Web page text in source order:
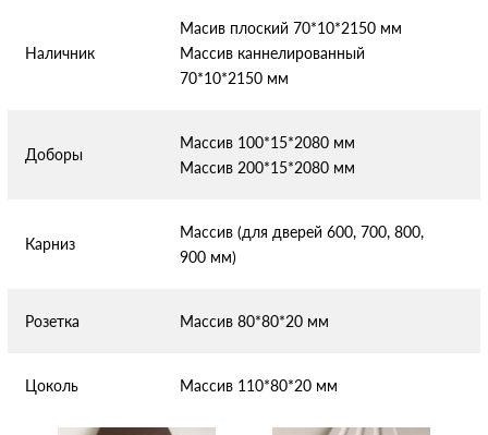
Наличник
Масив плоский 70*10*2150 мм
Массив каннелированный
70*10*2150 мм
Доборы
Массив 100*15*2080 мм
Массив 200*15*2080 мм
Карниз
Массив (для дверей 600, 700, 800,
900 мм)
Розетка Массив 80*80*20 мм
Цоколь Массив 110*80*20 мм